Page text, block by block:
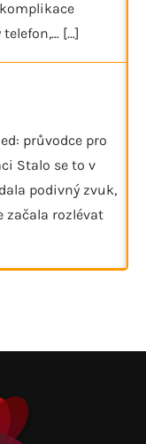
[...]
průvodce pro
Stalo se to v
podivný zvuk,
začala rozlévat